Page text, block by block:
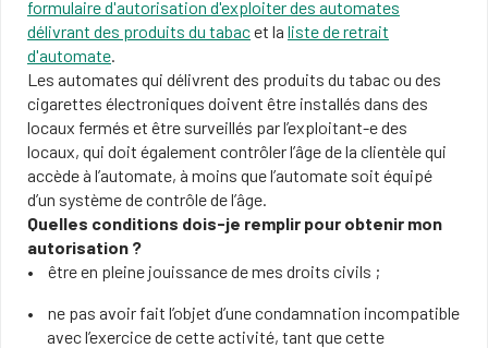
formulaire d'autorisation d'exploiter des automates
délivrant des produits du tabacet la liste de retrait
d'automate.
Les automates qui délivrent des produits du tabac ou des
cigarettes électroniques doivent être installés dans des
locaux fermés et être surveillés par l’exploitant-e des
locaux, qui doit également contrôler l’âge de la clientèle qui
accède à l’automate, à moins que l’automate soit équipé
d’un système de contrôle de l’âge.
Quelles conditions dois-je remplir pour obtenir mon
autorisation ?
être en pleine jouissance de mes droits civils ;
ne pas avoir fait l’objet d’une condamnation incompatible
avec l’exercice de cette activité, tant que cette